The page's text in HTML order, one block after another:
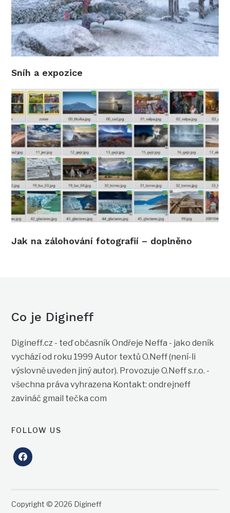
Sníh a expozice
Jak na zálohování fotografií – doplněno
Co je Digineff
Digineff.cz - teď občasník Ondřeje Neffa - jako deník
vychází od roku 1999 Autor textů O.Neff (není-li
výslovně uveden jiný autor). Provozuje O.Neff s.r.o. -
všechna práva vyhrazena Kontakt: ondrejneff
zavináč gmail tečka com
FOLLOW US
facebook
Copyright © 2026 Digineff